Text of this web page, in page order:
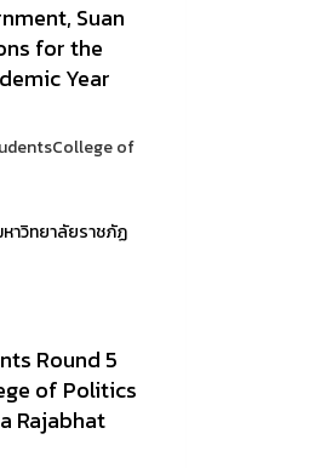
Suan
for the
Year
of
าวิทยาลัยราชภัฏ
Round 5
of Politics
Rajabhat